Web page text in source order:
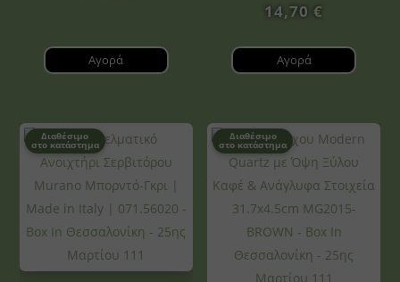
Αγορά
14,70€
Αγορά
Διαθέσιμο
στο κατάστημα
Διαθέσιμο
στο κατάστημα